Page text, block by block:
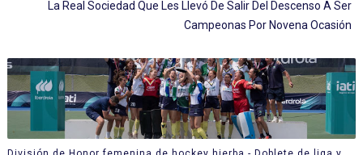
La Real Sociedad Que Les Llevó De Salir Del Descenso A Ser
Campeonas Por Novena Ocasión